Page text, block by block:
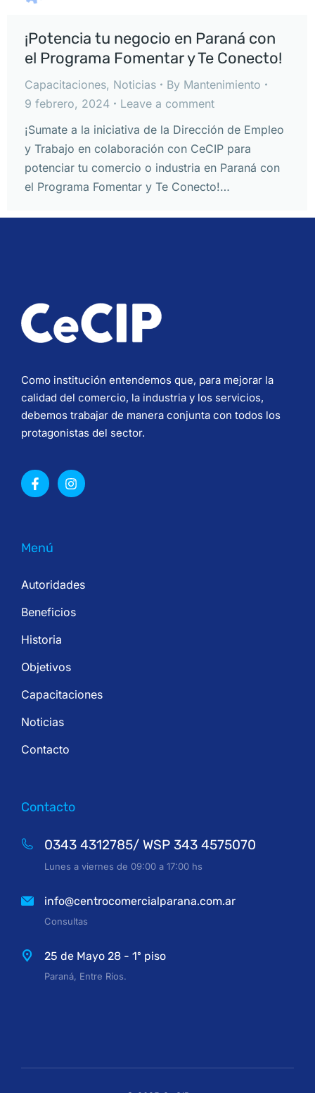
¡Potencia tu negocio en Paraná con
el Programa Fomentar y Te Conecto!
Capacitaciones, Noticias By Mantenimiento
9 febrero, 2024
Leave a comment
¡Sumate a la iniciativa de la Dirección de Empleo
y Trabajo en colaboración con CeCIP para
potenciar tu comercio o industria en Paraná con
el Programa Fomentar y Te Conecto!…
Como institución entendemos que, para mejorar la
calidad del comercio, la industria y los servicios,
debemos trabajar de manera conjunta con todos los
protagonistas del sector.
Menú
Autoridades
Beneficios
Historia
Objetivos
Capacitaciones
Noticias
Contacto
Contacto
0343 4312785/ WSP 343 4575070
Lunes a viernes de 09:00 a 17:00 hs
info@centrocomercialparana.com.ar
Consultas
25 de Mayo 28 - 1º piso
Paraná, Entre Ríos.